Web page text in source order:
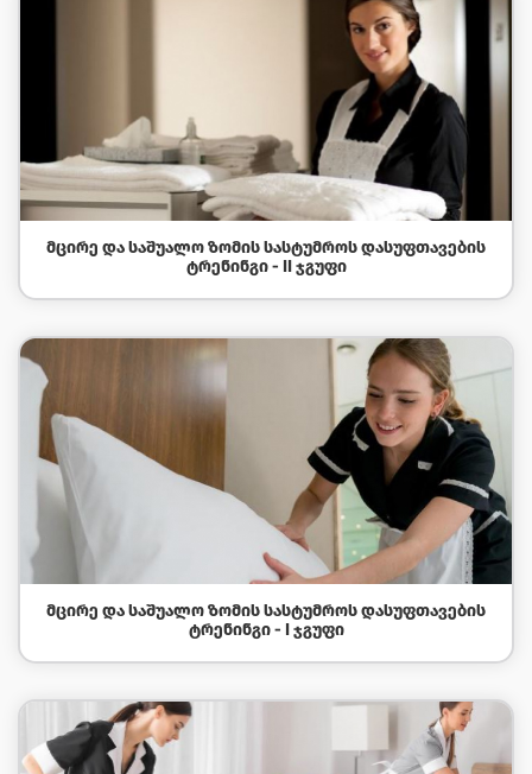
ᲛᲪᲘᲠᲔ ᲓᲐ ᲡᲐᲨᲣᲐᲚᲝ ᲖᲝᲛᲘᲡ ᲡᲐᲡᲢᲣᲛᲠᲝᲡ ᲓᲐᲡᲣᲤᲗᲐᲕᲔᲑᲘᲡ
ᲢᲠᲔᲜᲘᲜᲒᲘ - II ᲯᲒᲣᲤᲘ
ᲛᲪᲘᲠᲔ ᲓᲐ ᲡᲐᲨᲣᲐᲚᲝ ᲖᲝᲛᲘᲡ ᲡᲐᲡᲢᲣᲛᲠᲝᲡ ᲓᲐᲡᲣᲤᲗᲐᲕᲔᲑᲘᲡ
ᲢᲠᲔᲜᲘᲜᲒᲘ - I ᲯᲒᲣᲤᲘ